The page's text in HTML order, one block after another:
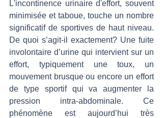
L'incontinence urinaire d'effort, souvent
minimisée et taboue, touche un nombre
significatif de sportives de haut niveau.
De quoi s’agit-il exactement? Une fuite
involontaire d’urine qui intervient sur un
effort, typiquement une toux, un
mouvement brusque ou encore un effort
de type sportif qui va augmenter la
pression intra-abdominale. Ce
phénomène est aujourd’hui très